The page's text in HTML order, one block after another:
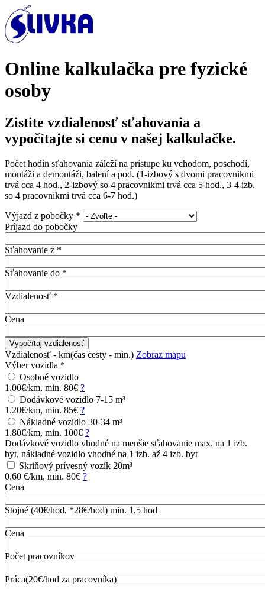
Online kalkulačka pre fyzické
osoby
Zistite vzdialenosť sťahovania a
vypočítajte si cenu v našej kalkulačke.
Počet hodín sťahovania záleží na prístupe ku vchodom, poschodí,
montáži a demontáži, balení a pod. (1-izbový s dvomi pracovnikmi
trvá cca 4 hod., 2-izbový so 4 pracovnikmi trvá cca 5 hod., 3-4 izb.
so 4 pracovníkmi trvá cca 6-7 hod.)
Výjazd z pobočky *
Príjazd do pobočky
Sťahovanie z *
Sťahovanie do *
Vzdialenosť *
Cena
Vzdialenosť - km(čas cesty - min.) Zobraz mapu
Výber vozidla *
Osobné vozidlo
1.00€/km, min. 80€ ?
Dodávkové vozidlo 7-15 m³
1.20€/km, min. 85€ ?
Nákladné vozidlo 30-34 m³
1.80€/km, min. 100€ ?
Dodávkové vozidlo vhodné na menšie sťahovanie max. na 1 izb.
byt, nákladné vozidlo vhodné na 1 izb. až 4 izb. byt
Skriňový prívesný vozík 20m³
0.60 €/km, min. 80€ ?
Cena
Stojné (40€/hod, *28€/hod) min. 1,5 hod
Cena
Počet pracovníkov
Práca(20€/hod za pracovníka)